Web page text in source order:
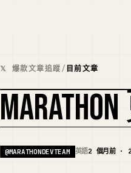
𝕏 爆款文章追蹤/ 目前文章
@MARATHONDEVTEAM 英語2 個月前 ·